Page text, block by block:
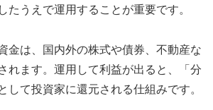
たうえで運用することが重要です。
金は、国内外の株式や債券、不動産な
れます。運用して利益が出ると、「分
して投資家に還元される仕組みです。